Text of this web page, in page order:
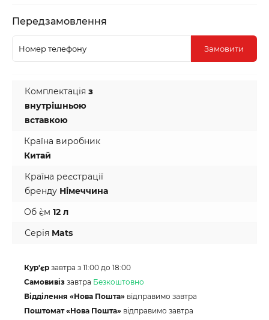
Передзамовлення
Замовити
Комплектація з
внутрішньою
вставкою
Країна виробник
Китай
Країна реєстрації
бренду Німеччина
Об `єм 12 л
Серія Mats
Кур'єр завтра з 11:00 до 18:00
Самовивіз завтра Безкоштовно
Відділення «Нова Пошта» відправимо завтра
Поштомат «Нова Пошта» відправимо завтра